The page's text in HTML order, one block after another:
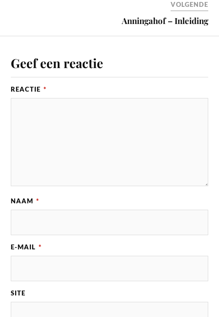
VOLGENDE
Anningahof – Inleiding
Geef een reactie
REACTIE *
NAAM *
E-MAIL *
SITE